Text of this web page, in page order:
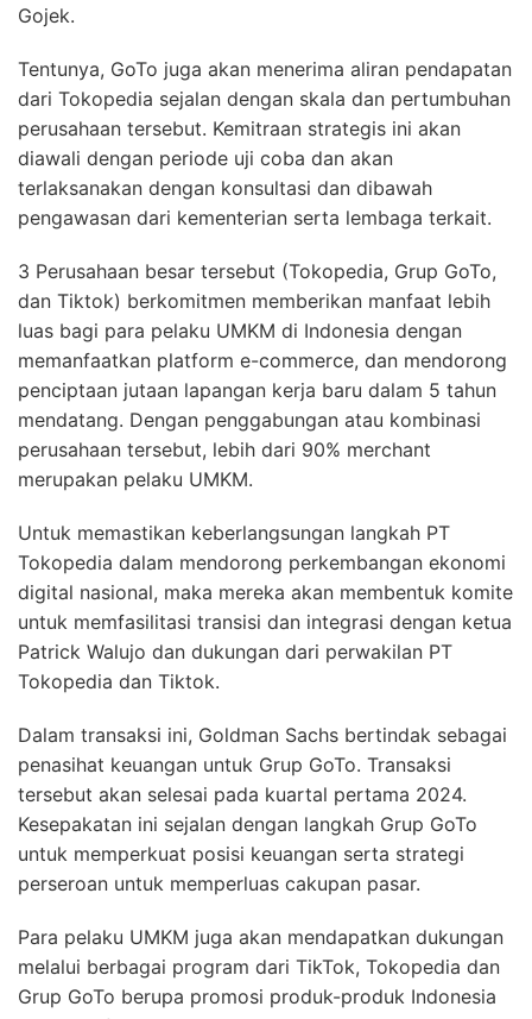
Gojek.
Tentunya, GoTo juga akan menerima aliran pendapatan
dari Tokopedia sejalan dengan skala dan pertumbuhan
perusahaan tersebut. Kemitraan strategis ini akan
diawali dengan periode uji coba dan akan
terlaksanakan dengan konsultasi dan dibawah
pengawasan dari kementerian serta lembaga terkait.
3 Perusahaan besar tersebut (Tokopedia, Grup GoTo,
dan Tiktok) berkomitmen memberikan manfaat lebih
luas bagi para pelaku UMKM di Indonesia dengan
memanfaatkan platform e-commerce, dan mendorong
penciptaan jutaan lapangan kerja baru dalam 5 tahun
mendatang. Dengan penggabungan atau kombinasi
perusahaan tersebut, lebih dari 90% merchant
merupakan pelaku UMKM.
Untuk memastikan keberlangsungan langkah PT
Tokopedia dalam mendorong perkembangan ekonomi
digital nasional, maka mereka akan membentuk komite
untuk memfasilitasi transisi dan integrasi dengan ketua
Patrick Walujo dan dukungan dari perwakilan PT
Tokopedia dan Tiktok.
Dalam transaksi ini, Goldman Sachs bertindak sebagai
penasihat keuangan untuk Grup GoTo. Transaksi
tersebut akan selesai pada kuartal pertama 2024.
Kesepakatan ini sejalan dengan langkah Grup GoTo
untuk memperkuat posisi keuangan serta strategi
perseroan untuk memperluas cakupan pasar.
Para pelaku UMKM juga akan mendapatkan dukungan
melalui berbagai program dari TikTok, Tokopedia dan
Grup GoTo berupa promosi produk-produk Indonesia